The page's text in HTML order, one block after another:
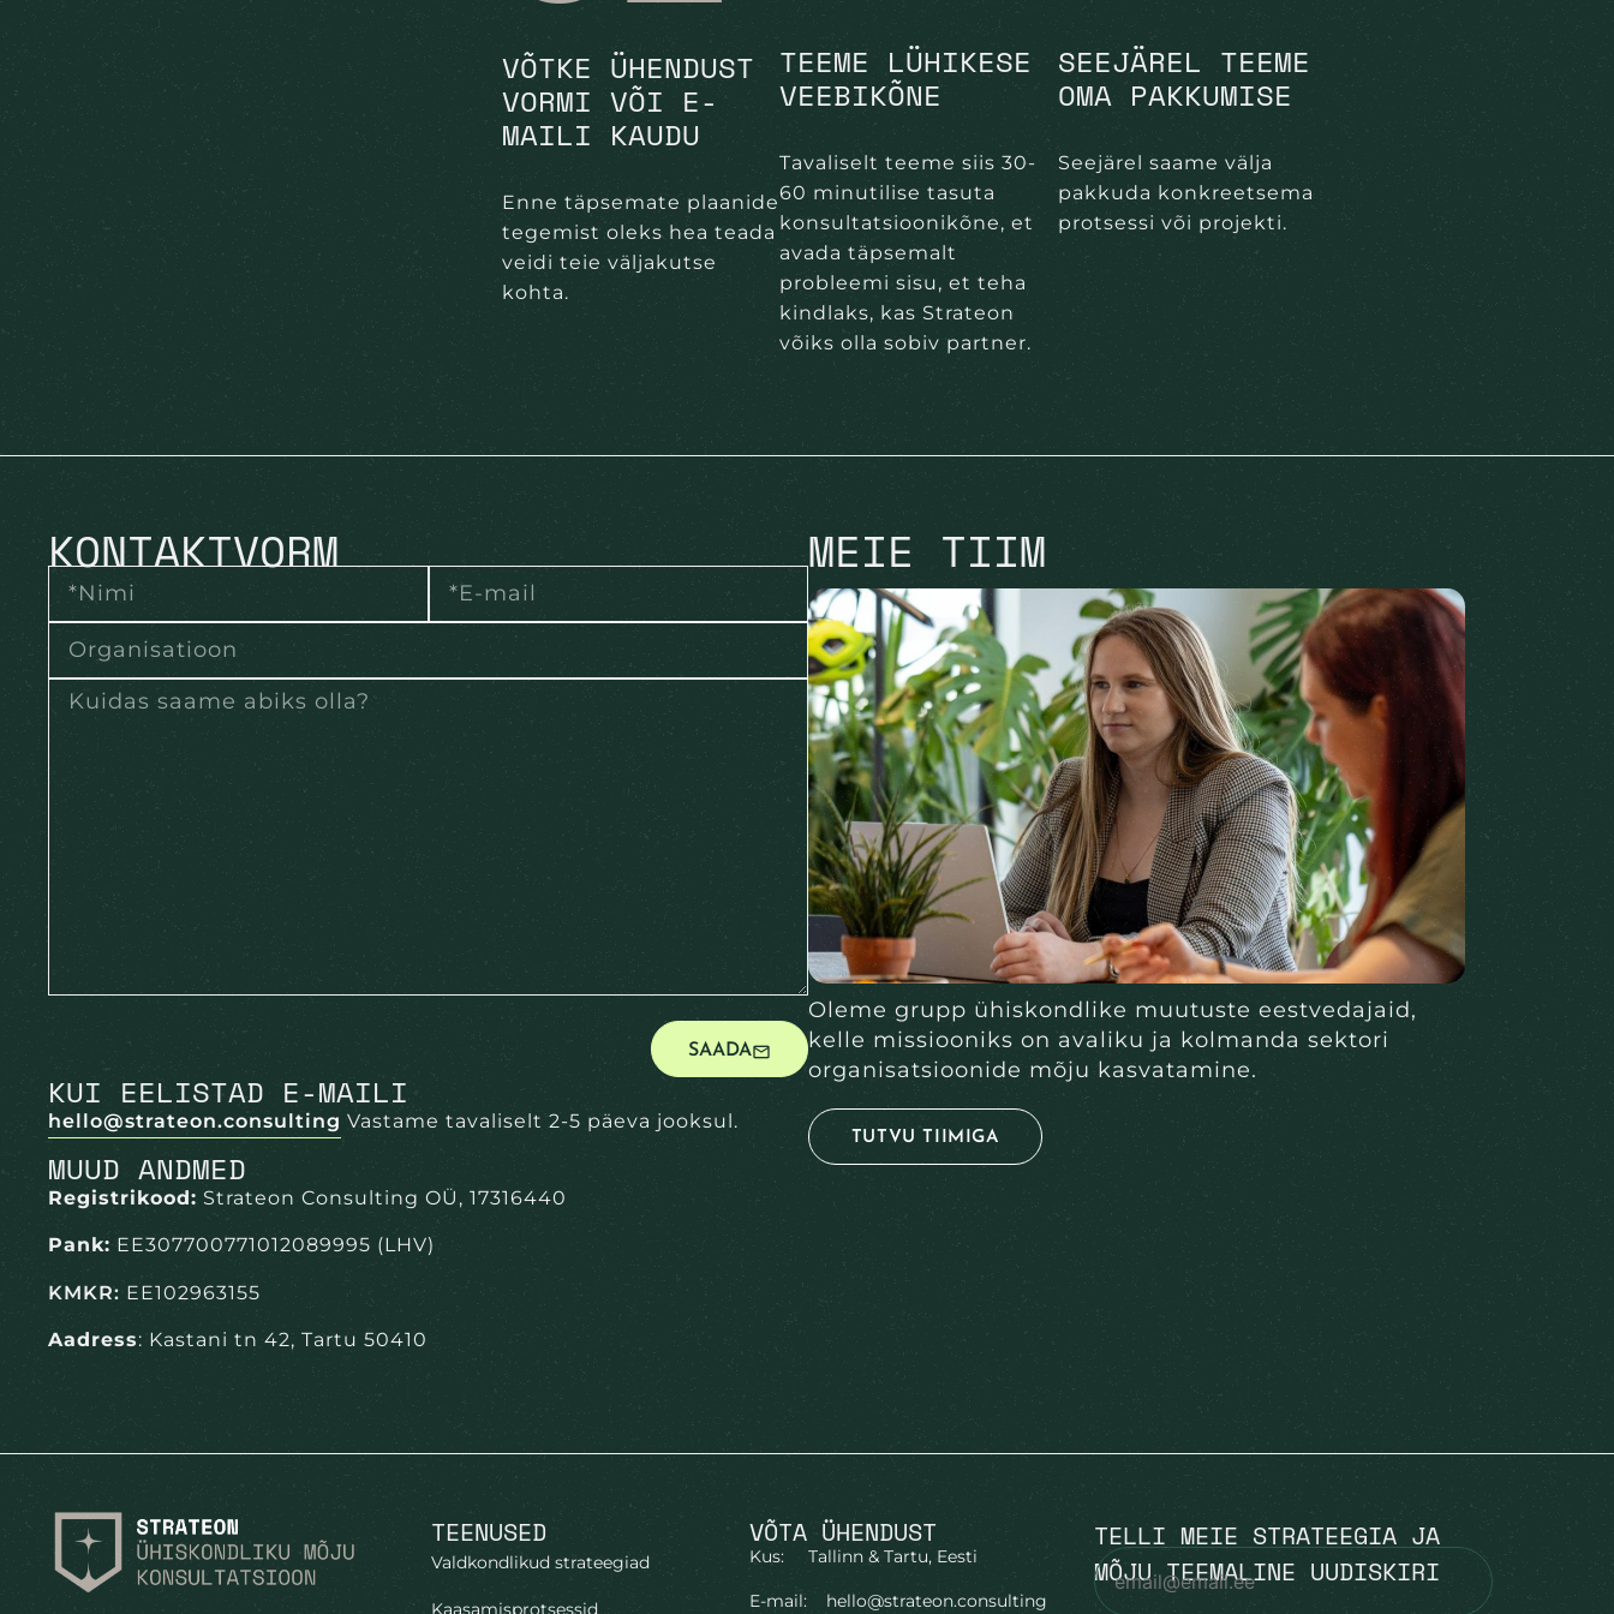
VÕTKE ÜHENDUST
VORMI VÕI E-
MAILI KAUDU
Enne täpsemate plaanide
tegemist oleks hea teada
veidi teie väljakutse
kohta.
TEEME LÜHIKESE
VEEBIKÕNE
Tavaliselt teeme siis 30-
60 minutilise tasuta
konsultatsioonikõne, et
avada täpsemalt
probleemi sisu, et teha
kindlaks, kas Strateon
võiks olla sobiv partner.
SEEJÄREL TEEME
OMA PAKKUMISE
Seejärel saame välja
pakkuda konkreetsema
protsessi või projekti.
KONTAKTVORM
SAADA
KUI EELISTAD E-MAILI
hello@strateon.consulting Vastame tavaliselt 2-5 päeva jooksul.
MUUD ANDMED
Registrikood: Strateon Consulting OÜ, 17316440
Pank: EE307700771012089995 (LHV)
KMKR: EE102963155
Aadress: Kastani tn 42, Tartu 50410
MEIE TIIM
Oleme grupp ühiskondlike muutuste eestvedajaid,
kelle missiooniks on avaliku ja kolmanda sektori
organisatsioonide mõju kasvatamine.
TUTVU TIIMIGA
TEENUSED
Valdkondlikud strateegiad
Kaasamisprotsessid
VÕTA ÜHENDUST
Kus: Tallinn & Tartu, Eesti
E-mail: hello@strateon.consulting
TELLI MEIE STRATEEGIA JA
MÕJU TEEMALINE UUDISKIRI